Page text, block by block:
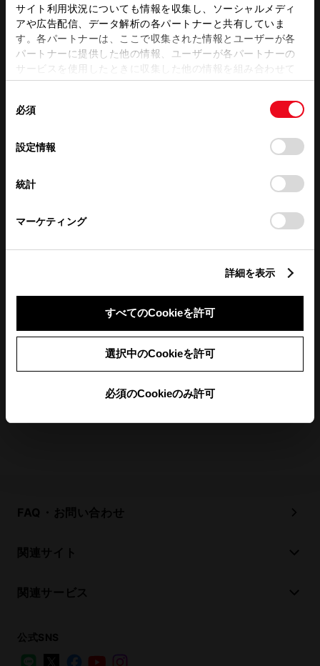
サイト利用状況についても情報を収集し、ソーシャルメディ
アや広告配信、データ解析の各パートナーと共有していま
す。各パートナーは、ここで収集された情報とユーザーが各
パートナーに提供した他の情報、ユーザーが各パートナーの
サービスを使用したときに収集した他の情報を組み合わせて
使用することがあります。当ウェブサイトの使用を続行する
デバイスにすべてのCookie(クッキー)が保存されることに同
意したことになります。Cookie(クッキー)のオプトアウト、
設定の変更、同意を撤回したりするにあたっては、当社の
「Cookie（クッキー）情報の取り扱いについて
」をご覧くだ
必須
設定情報
統計
マーケティング
詳細を表示
すべてのCookieを許可
選択中のCookieを許可
必須のCookieのみ許可
中古車展示店
店舗の地図
FAQ・お問い合わせ
関連サイト
関連サービス
公式SNS
LINE
FacebookYouTube